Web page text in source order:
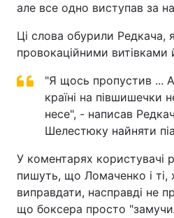
але все одно виступав за
Ці слова обурили Редкача,
провокаційними витівками
"Я щось пропустив ...
країні на півшишечки
несе", - написав
Шелестюку найняти
У коментарях користувачі
пишуть, що Ломаченко і ті,
виправдати, насправді не
що боксера просто